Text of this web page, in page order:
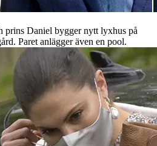
prins Daniel bygger nytt lyxhus på
Paret anlägger även en pool.